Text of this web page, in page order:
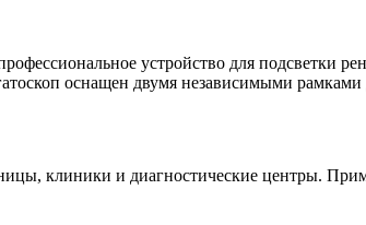
устройство для подсветки
оснащен двумя независимыми
клиники и диагностические центры.